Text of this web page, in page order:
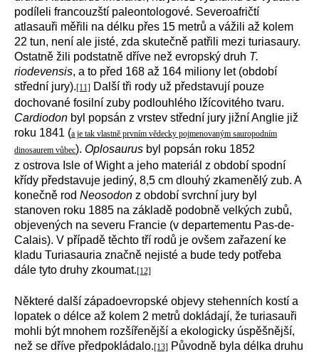
podíleli francouzští paleontologové. Severoafričtí
atlasauři měřili na délku přes 15 metrů a vážili až kolem
22 tun, není ale jisté, zda skutečně patřili mezi turiasaury.
Ostatně žili podstatně dříve než evropský druh T.
riodevensis, a to před 168 až 164 miliony let (období
střední jury).[11] Další tři rody už představují pouze
dochované fosilní zuby podlouhlého lžícovitého tvaru.
Cardiodon byl popsán z vrstev střední jury jižní Anglie již
roku 1841 (a je tak vlastně prvním vědecky pojmenovaným sauropodním
dinosaurem vůbec). Oplosaurus byl popsán roku 1852
z ostrova Isle of Wight a jeho materiál z období spodní
křídy představuje jediný, 8,5 cm dlouhý zkamenělý zub. A
konečně rod Neosodon z období svrchní jury byl
stanoven roku 1885 na základě podobně velkých zubů,
objevených na severu Francie (v departementu Pas-de-
Calais). V případě těchto tří rodů je ovšem zařazení ke
kladu Turiasauria značně nejisté a bude tedy potřeba
dále tyto druhy zkoumat.[12]
Některé další západoevropské objevy stehenních kostí a
lopatek o délce až kolem 2 metrů dokládají, že turiasauři
mohli být mnohem rozšířenější a ekologicky úspěšnější,
než se dříve předpokládalo.[13] Původně byla délka druhu